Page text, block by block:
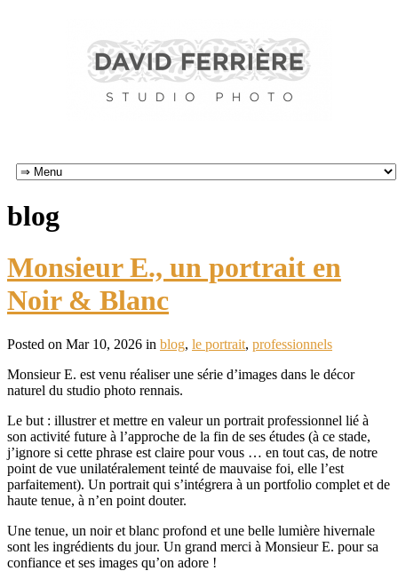
blog
Monsieur E., un portrait en
Noir & Blanc
Posted on Mar 10, 2026 in blog, le portrait, professionnels
Monsieur E. est venu réaliser une série d’images dans le décor
naturel du studio photo rennais.
Le but : illustrer et mettre en valeur un portrait professionnel lié à
son activité future à l’approche de la fin de ses études (à ce stade,
j’ignore si cette phrase est claire pour vous … en tout cas, de notre
point de vue unilatéralement teinté de mauvaise foi, elle l’est
parfaitement). Un portrait qui s’intégrera à un portfolio complet et de
haute tenue, à n’en point douter.
Une tenue, un noir et blanc profond et une belle lumière hivernale
sont les ingrédients du jour. Un grand merci à Monsieur E. pour sa
confiance et ses images qu’on adore !